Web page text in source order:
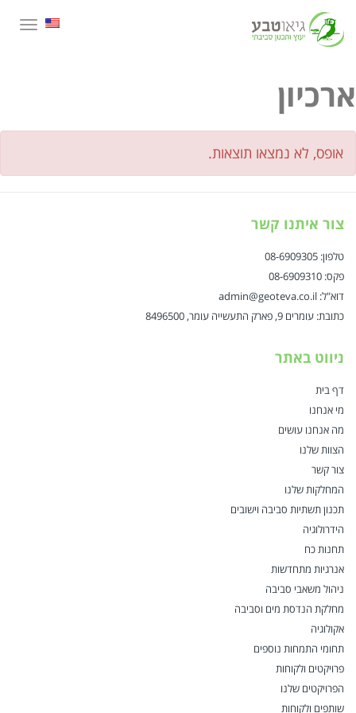
ארכיון
אופס, לא נמצאו תוצאות.
צור איתנו קשר
טלפון: 08-6909305
פקס: 08-6909310
דוא"ל: admin@geoteva.co.il
כתובת: עומרים 9, פארק התעשייה עומר, 8496500
ניווט באתר
דף בית
מי אנחנו
מה אנחנו עושים
הצוות שלנו
צור קשר
המחלקות שלנו
תכנון תשתיות סביבה וישובים
הידרולוגיה
תחנות כח
אנרגיות מתחדשות
ניהול משאבי סביבה
מחלקת הנדסת מים וסביבה
אקולוגיה
תחומי התמחות נוספים
פרויקטים ולקוחות
הפרויקטים שלנו
שותפים ולקוחות